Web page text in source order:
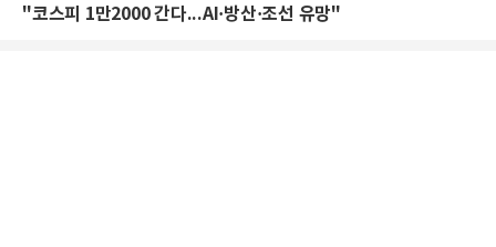
"코스피 1만2000 간다...AI·방산·조선 유망"